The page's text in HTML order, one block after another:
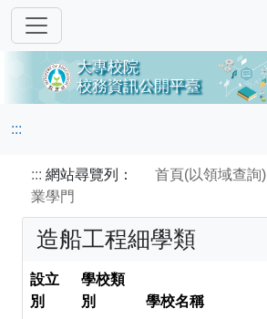
:::
::: 網站尋覽列： 首頁(以領域查詢)
業學門
造船工程細學類
設立
別
學校類
別
學校名稱